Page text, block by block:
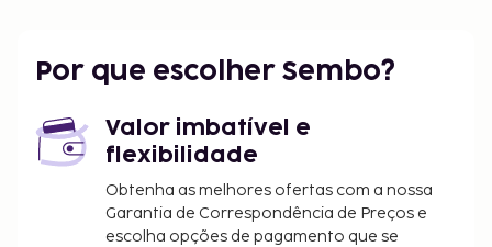
aplicáveis:
municipal. O imposto tem variações sazonais e
poderá não ser aplicado durante todo o ano.
Note que poderão aplicar-se outras isenções.
Para mais informações, contacte o alojamento
através dos dados que constam na sua
Por que escolher Sembo?
Valor imbatível e
flexibilidade
Obtenha as melhores ofertas com a nossa
Garantia de Correspondência de Preços e
escolha opções de pagamento que se